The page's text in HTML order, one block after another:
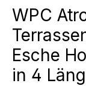
WPC
Esche
in 4